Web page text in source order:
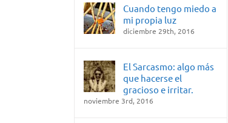
Cuando tengo miedo a
mi propia luz
diciembre 29th, 2016
El Sarcasmo: algo más
que hacerse el
gracioso e irritar.
noviembre 3rd, 2016